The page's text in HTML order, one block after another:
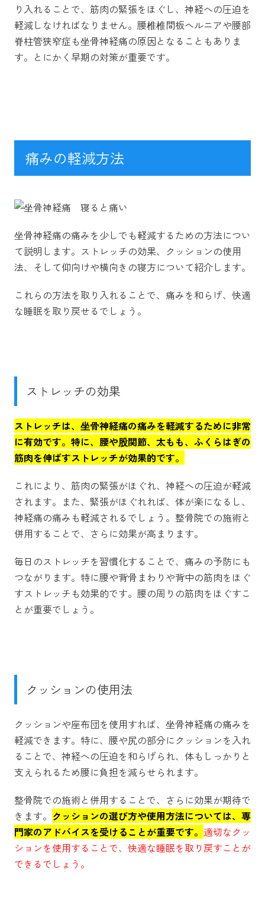
り入れることで、筋肉の緊張をほぐし、神経への圧迫を
軽減しなければなりません。腰椎椎間板ヘルニアや腰部
脊柱管狭窄症も坐骨神経痛の原因となることもありま
す。とにかく早期の対策が重要です。
痛みの軽減方法
坐骨神経痛の痛みを少しでも軽減するための方法につい
て説明します。ストレッチの効果、クッションの使用
法、そして仰向けや横向きの寝方について紹介します。
これらの方法を取り入れることで、痛みを和らげ、快適
な睡眠を取り戻せるでしょう。
ストレッチの効果
ストレッチは、坐骨神経痛の痛みを軽減するために非常
に有効です。特に、腰や股関節、太もも、ふくらはぎの
筋肉を伸ばすストレッチが効果的です。
これにより、筋肉の緊張がほぐれ、神経への圧迫が軽減
されます。また、緊張がほぐれれば、体が楽になるし、
神経痛の痛みも軽減されるでしょう。整骨院での施術と
併用することで、さらに効果が高まります。
毎日のストレッチを習慣化することで、痛みの予防にも
つながります。特に腰や背骨まわりや背中の筋肉をほぐ
すストレッチも効果的です。腰の周りの筋肉をほぐすこ
とが重要でしょう。
クッションの使用法
クッションや座布団を使用すれば、坐骨神経痛の痛みを
軽減できます。特に、腰や尻の部分にクッションを入れ
ることで、神経への圧迫を和らげられ、体もしっかりと
支えられるため腰に負担を減らせられます。
整骨院での施術と併用することで、さらに効果が期待で
きます。 クッションの選び方や使用方法については、専
門家のアドバイスを受けることが重要です。 適切なクッ
ションを使用することで、快適な睡眠を取り戻すことが
できるでしょう。